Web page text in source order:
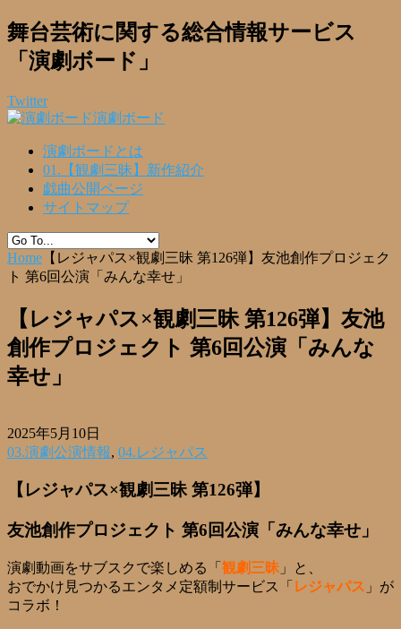
舞台芸術に関する総合情報サービス
「演劇ボード」
Twitter
演劇ボード
演劇ボードとは
01.【観劇三昧】新作紹介
戯曲公開ページ
サイトマップ
Home 【レジャパス×観劇三昧 第126弾】友池創作プロジェク
ト 第6回公演「みんな幸せ」
【レジャパス×観劇三昧 第126弾】友池
創作プロジェクト 第6回公演「みんな
幸せ」
2025年5月10日
03.演劇公演情報, 04.レジャパス
【レジャパス×観劇三昧 第126弾】
友池創作プロジェクト 第6回公演「みんな幸せ」
演劇動画をサブスクで楽しめる「 観劇三昧 」と、
おでかけ見つかるエンタメ定額制サービス「 レジャパス 」が
コラボ！